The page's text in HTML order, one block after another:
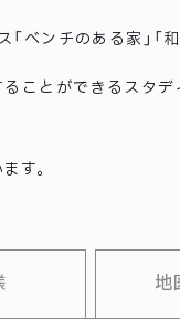
ベンチのある家」「
ことができるスタ
す。
地